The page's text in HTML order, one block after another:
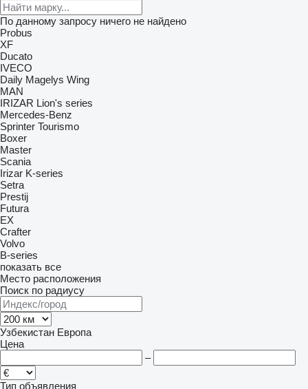
По данному запросу ничего не найдено
Probus
XF
Ducato
IVECO
Daily Magelys Wing
MAN
IRIZAR Lion's series
Mercedes-Benz
Sprinter Tourismo
Boxer
Master
Scania
Irizar K-series
Setra
Prestij
Futura
EX
Crafter
Volvo
B-series
показать все
Место расположения
Поиск по радиусу
Узбекистан Европа
Цена
–
Тип объявления